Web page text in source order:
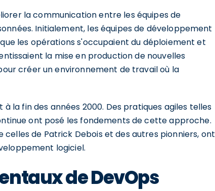
la communication entre les équipes de
Initialement, les équipes de développement
les opérations s'occupaient du déploiement et
la mise en production de nouvelles
créer un environnement de travail où la
la fin des années 2000. Des pratiques agiles telles
ont posé les fondements de cette approche.
de Patrick Debois et des autres pionniers, ont
logiciel.
de DevOps